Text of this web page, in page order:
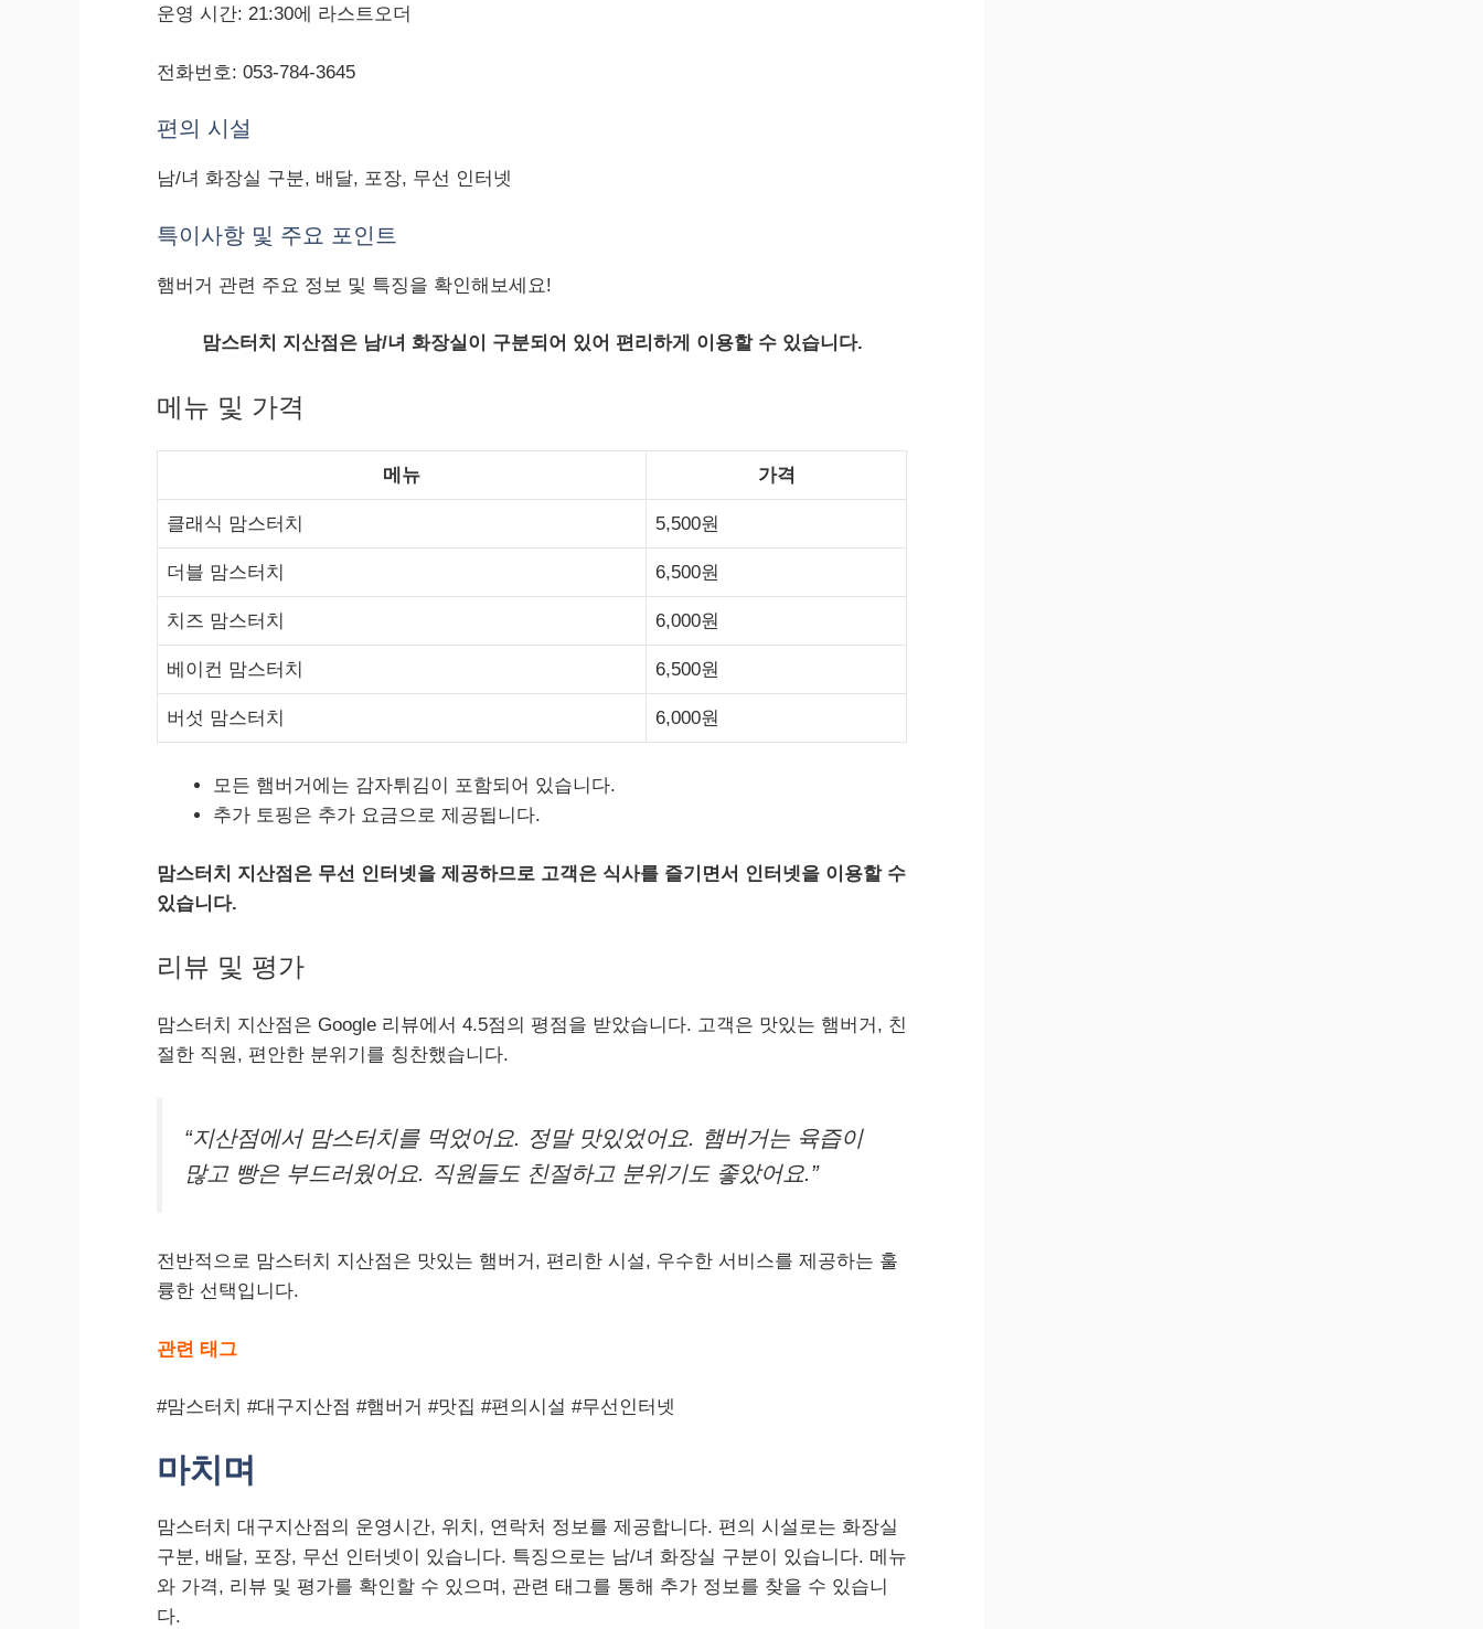
운영 시간: 21:30에 라스트오더
전화번호: 053-784-3645
편의 시설
남/녀 화장실 구분, 배달, 포장, 무선 인터넷
특이사항 및 주요 포인트
햄버거 관련 주요 정보 및 특징을 확인해보세요!
맘스터치 지산점은 남/녀 화장실이 구분되어 있어 편리하게 이용할 수 있습니다.
메뉴 및 가격
메뉴 가격
클래식 맘스터치 5,500원
더블 맘스터치 6,500원
치즈 맘스터치 6,000원
베이컨 맘스터치 6,500원
버섯 맘스터치 6,000원
모든 햄버거에는 감자튀김이 포함되어 있습니다.
추가 토핑은 추가 요금으로 제공됩니다.
맘스터치 지산점은 무선 인터넷을 제공하므로 고객은 식사를 즐기면서 인터넷을 이용할 수
있습니다.
리뷰 및 평가
맘스터치 지산점은 Google 리뷰에서 4.5점의 평점을 받았습니다. 고객은 맛있는 햄버거, 친
절한 직원, 편안한 분위기를 칭찬했습니다.
“지산점에서 맘스터치를 먹었어요. 정말 맛있었어요. 햄버거는 육즙이
많고 빵은 부드러웠어요. 직원들도 친절하고 분위기도 좋았어요.”
전반적으로 맘스터치 지산점은 맛있는 햄버거, 편리한 시설, 우수한 서비스를 제공하는 훌
륭한 선택입니다.
관련 태그
#맘스터치 #대구지산점 #햄버거 #맛집 #편의시설 #무선인터넷
마치며
맘스터치 대구지산점의 운영시간, 위치, 연락처 정보를 제공합니다. 편의 시설로는 화장실
구분, 배달, 포장, 무선 인터넷이 있습니다. 특징으로는 남/녀 화장실 구분이 있습니다. 메뉴
와 가격, 리뷰 및 평가를 확인할 수 있으며, 관련 태그를 통해 추가 정보를 찾을 수 있습니
다.